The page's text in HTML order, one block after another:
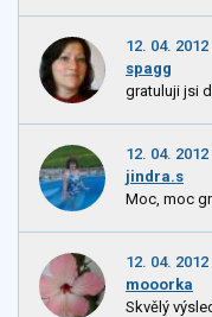
12. 04. 2012
spagg
gratuluji jsi
12. 04. 2012
jindra.s
Moc, moc
12. 04. 2012
mooorka
Skvělý